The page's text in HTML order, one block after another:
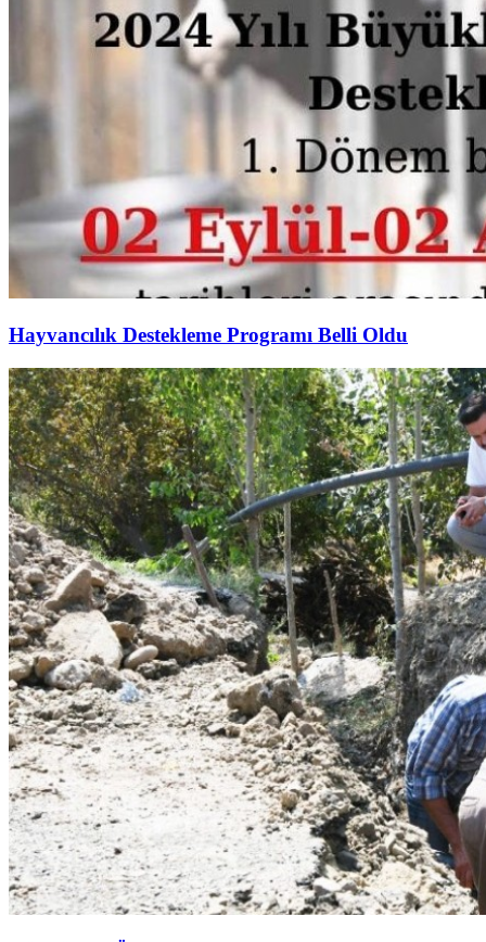
Hayvancılık Destekleme Programı Belli Oldu